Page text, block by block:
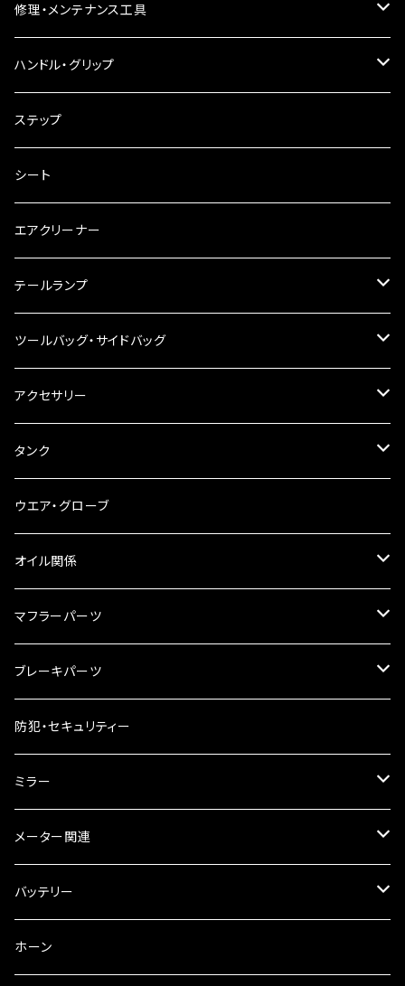
バードゲージウインカー
ウインカークランプ
フォグランプ
配線・リレー
修理・メンテナンス工具
インテークマニホールド
電装・配線・キボシ等
キャブレター
チェーン
工具類
ハンドル・グリップ
グリップ
バーハン
ハンドルパーツ
ハンドルスイッチ
その他
ハンドルポスト
ハンドルブレース
ステアリングダンパー
ブレーキ・クラッチレバー
スマホホルダー
ステップ
シート
エアクリーナー
テールランプ
ナンバー灯
ツールバッグ・サイドバッグ
ツールバッグ
サイドバッグ
サイドバッグサポート
リアBOX
ハードケース
アクセサリー
USB電源
電装系
タンク
タンク本体
タンクキャップ
タンクシール
ケミカル
ウエア・グローブ
オイル関係
4スト用エンジンオイル
2スト用エンジンオイル
ギアオイル
オイルクーラー
ラジエーター
フォークオイル
マフラーパーツ
マフラーガード
バンテージタイプ
スリップオン
サイレンサー
ブレーキパーツ
ブレーキシュー
ブレーキパット
ブレーキオイル
その他
防犯・セキュリティー
ミラー
ミラー本体
ミラーアダプター
ミラーその他
メーター関連
スピードメーター
タコメーター
バッテリー
バッテリー充電器
ホーン